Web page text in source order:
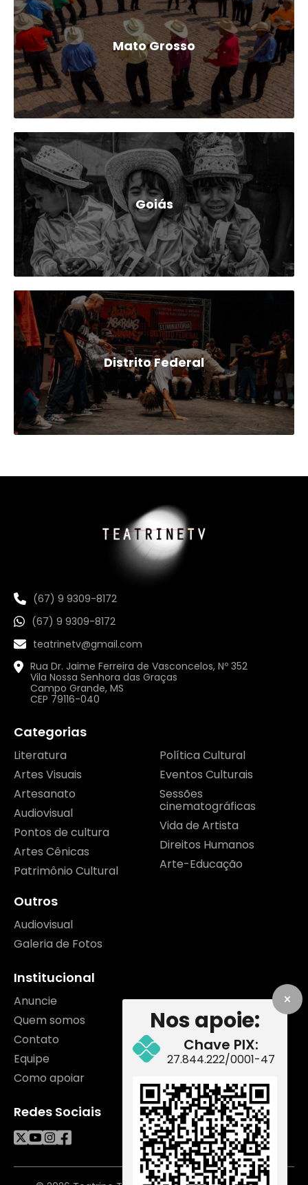
Mato Grosso
Goiás
Distrito Federal
Nos apoie:
Chave PIX:
27.844.222/0001-47
(67) 9 9309-8172
(67) 9 9309-8172
teatrinetv@gmail.com
Rua Dr. Jaime Ferreira de Vasconcelos, Nº 352
Vila Nossa Senhora das Graças
Campo Grande, MS
CEP 79116-040
Categorias
Literatura
Artes Visuais
Artesanato
Audiovisual
Pontos de cultura
Artes Cênicas
Patrimônio Cultural
Política Cultural
Eventos Culturais
Sessões
cinematográficas
Vida de Artista
Direitos Humanos
Arte-Educação
Outros
Audiovisual
Galeria de Fotos
Institucional
Anuncie
Quem somos
Contato
Equipe
Como apoiar
Redes Sociais